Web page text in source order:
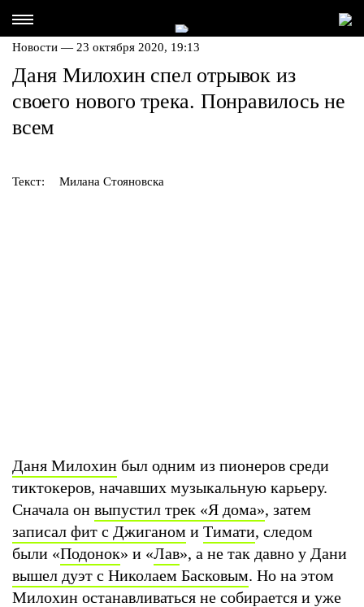
Новости — 23 октября 2020, 19:13
Даня Милохин спел отрывок из
своего нового трека. Понравилось не
всем
Текст: Милана Стояновска
Даня Милохин был одним из пионеров среди
тиктокеров, начавших музыкальную карьеру.
Сначала он выпустил трек «Я дома», затем
записал фит с Джиганом и Тимати, следом
были «Подонок» и «Лав», а не так давно у Дани
вышел дуэт с Николаем Басковым. Но на этом
Милохин останавливаться не собирается и уже